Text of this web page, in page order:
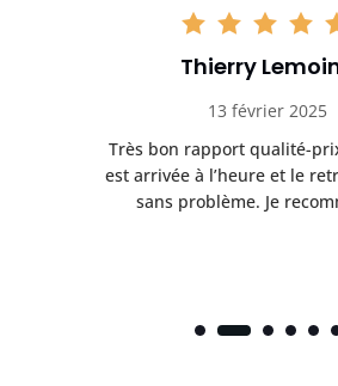
Thierry
13 février 2025
Très bon rapport qualité-
est arrivée à l’heure et le
sans problème. Je